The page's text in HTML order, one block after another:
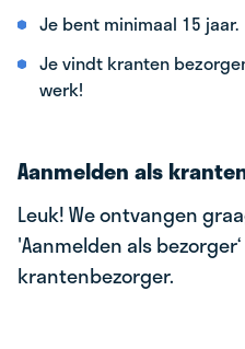
Je bent minimaal 15 jaar.
Je vindt kranten
werk!
Aanmelden als
Leuk! We ontvangen
'Aanmelden als
krantenbezorger.